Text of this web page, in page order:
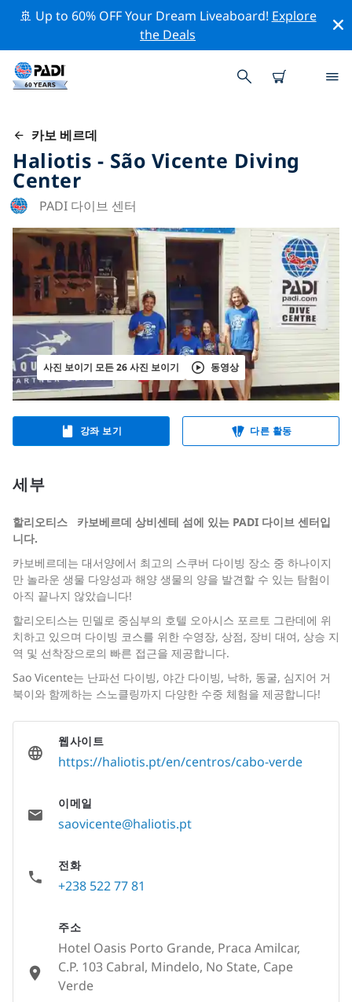
🚢 Up to 60% OFF Your Dream Liveaboard! Explore
the Deals
카보 베르데
Haliotis - São Vicente Diving
Center
PADI 다이브 센터
사진 보이기 모든 26 사진 보이기 동영상
강좌 보기 다른 활동
세부
할리오티스
카보베르데 상비센테 섬에 있는 PADI 다이브 센터입
니다.
카보베르데는 대서양에서 최고의 스쿠버 다이빙 장소 중 하나이지
만 놀라운 생물 다양성과 해양 생물의 양을 발견할 수 있는 탐험이
아직 끝나지 않았습니다!
할리오티스는 민델로 중심부의 호텔 오아시스 포르토 그란데에 위
치하고 있으며 다이빙 코스를 위한 수영장, 상점, 장비 대여, 상승 지
역 및 선착장으로의 빠른 접근을 제공합니다.
Sao Vicente는 난파선 다이빙, 야간 다이빙, 낙하, 동굴, 심지어 거
북이와 함께하는 스노클링까지 다양한 수중 체험을 제공합니다!
웹사이트
https://haliotis.pt/en/centros/cabo-verde
이메일
saovicente@haliotis.pt
전화
+238 522 77 81
주소
Hotel Oasis Porto Grande, Praca Amilcar,
C.P. 103 Cabral, Mindelo, No State, Cape
Verde